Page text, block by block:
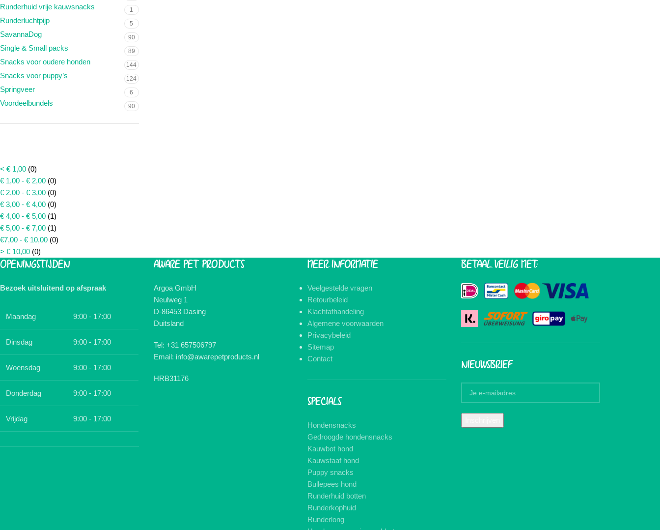
Runderhuid vrije kauwsnacks 1
Runderluchtpijp 5
SavannaDog 90
Single & Small packs 89
Snacks voor oudere honden 144
Snacks voor puppy’s 124
Springveer 6
Voordeelbundels 90
< € 1,00 (0)
€ 1,00 - € 2,00 (0)
€ 2,00 - € 3,00 (0)
€ 3,00 - € 4,00 (0)
€ 4,00 - € 5,00 (1)
€ 5,00 - € 7,00 (1)
€7,00 - € 10,00 (0)
> € 10,00 (0)
OPENINGSTIJDEN
Bezoek uitsluitend op afspraak
Maandag 9:00 - 17:00
Dinsdag 9:00 - 17:00
Woensdag 9:00 - 17:00
Donderdag 9:00 - 17:00
Vrijdag 9:00 - 17:00
AWARE PET PRODUCTS
Argoa GmbH
Neulweg 1
D-86453 Dasing
Duitsland
Tel: +31 657506797
Email: info@awarepetproducts.nl
HRB31176
MEER INFORMATIE
Veelgestelde vragen
Retourbeleid
Klachtafhandeling
Algemene voorwaarden
Privacybeleid
Sitemap
Contact
SPECIALS
Hondensnacks
Gedroogde hondensnacks
Kauwbot hond
Kauwstaaf hond
Puppy snacks
Bullepees hond
Runderhuid botten
Runderkophuid
Runderlong
BETAAL VEILIG MET:
NIEUWSBRIEF